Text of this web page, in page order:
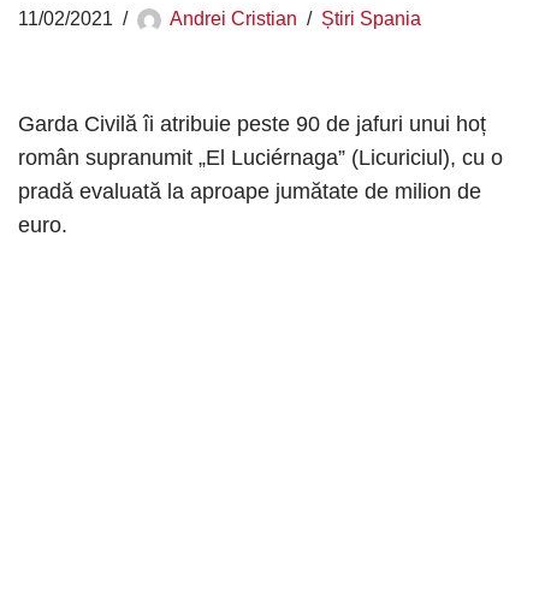
11/02/2021 Andrei Cristian Știri Spania
Garda Civilă îi atribuie peste 90 de jafuri unui hoț
român supranumit „El Luciérnaga” (Licuriciul), cu o
pradă evaluată la aproape jumătate de milion de
euro.